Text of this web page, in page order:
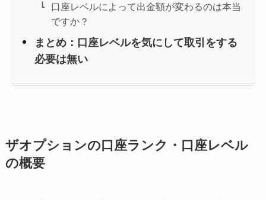
口座レベルによって出金額が変わるのは本当
ですか？
まとめ：口座レベルを気にして取引をする
必要は無い
ザオプションの口座ランク・口座レベル
の概要